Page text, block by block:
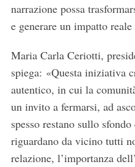
narrazione possa
e generare un impatto
Maria Carla Ceriotti,
spiega: «Questa iniziativa
autentico, in cui la
un invito a fermarsi, ad
spesso restano sullo
riguardano da vicino tutti
relazione, l’importanza